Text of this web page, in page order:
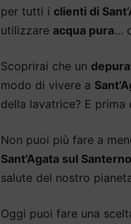
per tutti i clienti di
utilizzare acqua pura…
Scoprirai che un
modo di vivere a
della lavatrice? E prima
Non puoi più fare a
Sant’Agata sul Santerno
salute del nostro
Oggi puoi fare una